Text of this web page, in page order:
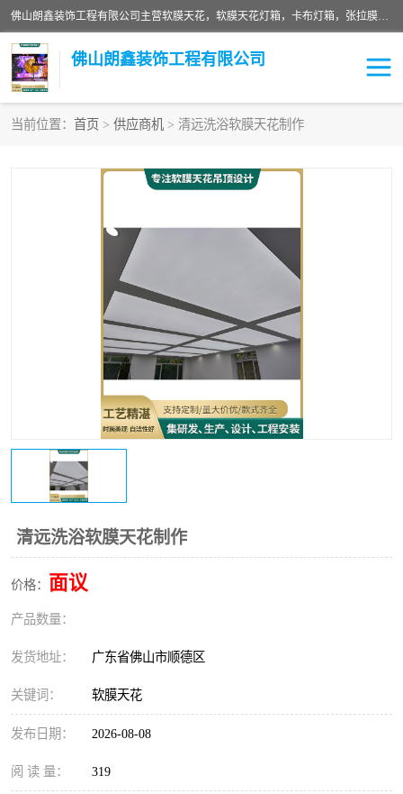
佛山朗鑫装饰工程有限公司主营软膜天花，软膜天花灯箱，卡布灯箱，张拉膜等产品，价格实惠，支持定制；公司专业装饰铺面，家居，会展特装，软膜等工程，技能精良人员，安装快、价格合理，质量保证、热诚与各方有识人士合作，欢迎新老客户来电咨询。
佛山朗鑫装饰工程有限公司
当前位置： 首页 > 供应商机 > 清远洗浴软膜天花制作
清远洗浴软膜天花制作
价格： 面议
产品数量：
发货地址： 广东省佛山市顺德区
关键词： 软膜天花
发布日期： 2026-08-08
阅 读 量： 319